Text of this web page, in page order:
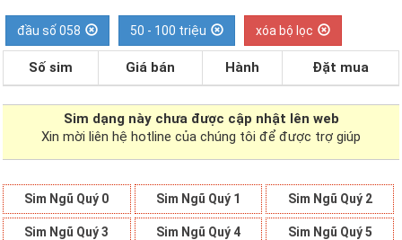
đầu số 058 50 - 100 triệu xóa bộ lọc
Số sim Giá bán Hành Đặt mua
Sim dạng này chưa được cập nhật lên web
Xin mời liên hệ hotline của chúng tôi để được trợ giúp
Sim Ngũ Quý 0 Sim Ngũ Quý 1 Sim Ngũ Quý 2
Sim Ngũ Quý 3 Sim Ngũ Quý 4 Sim Ngũ Quý 5